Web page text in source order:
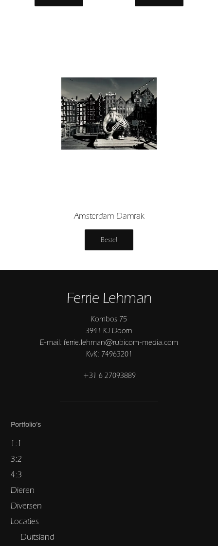
Amsterdam Damrak
Bestel
Ferrie Lehman
Kombos 75
3941 KJ Doorn
E-mail: ferrie.lehman@rubicom-media.com
KvK: 74963201
+31 6 27093889
Portfolio’s
1:1
3:2
4:3
Dieren
Diversen
Locaties
Duitsland